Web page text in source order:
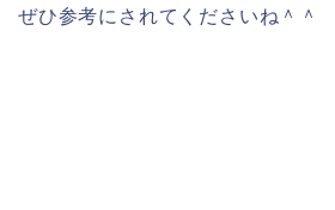
ぜひ参考にされてくださいね＾＾